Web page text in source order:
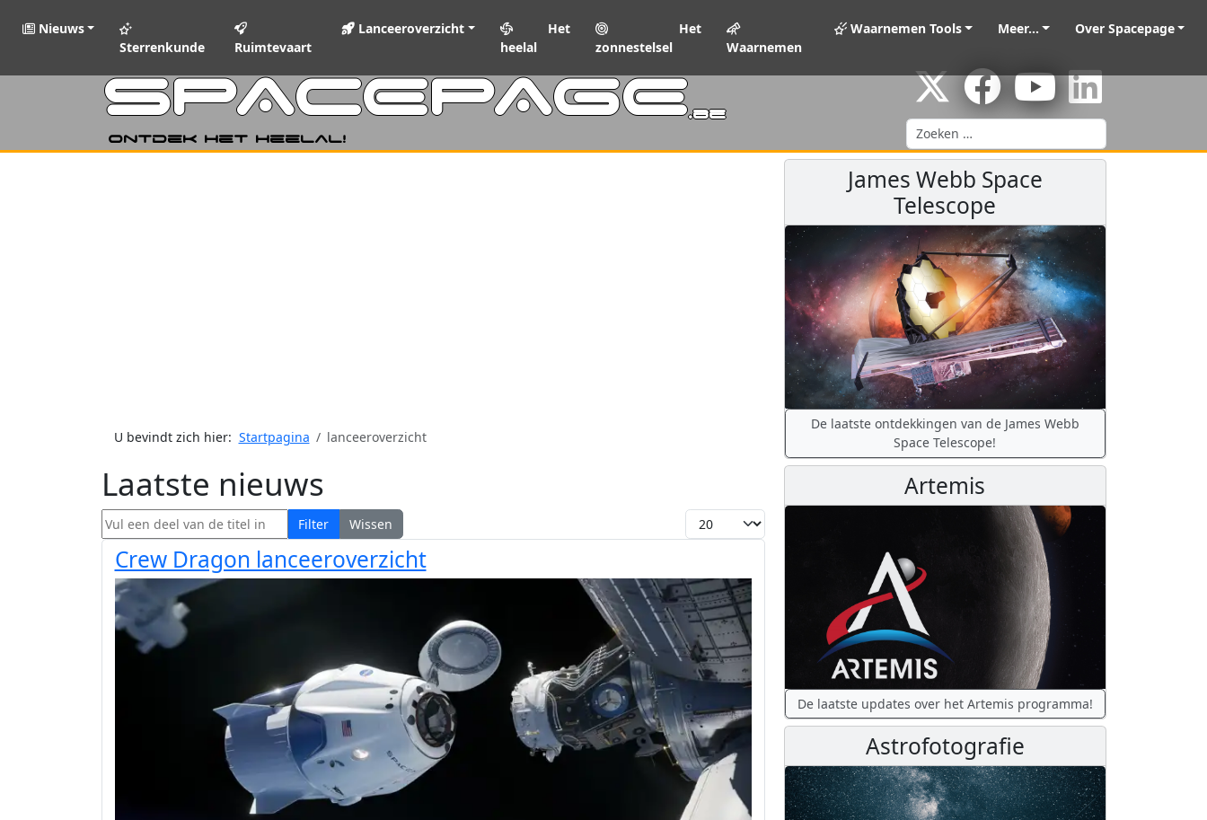
Nieuws
Sterrenkunde
Ruimtevaart
Lanceeroverzicht
Het
heelal
Het
zonnestelsel
Waarnemen
Waarnemen Tools Meer... Over Spacepage
SPACEPAGE.be
Ontdek het heelal!
Zoeken
U bevindt zich hier: Startpagina lanceeroverzicht
Laatste nieuws
Vul een deel van de titel in Filter Wissen Toon #
Crew Dragon lanceeroverzicht
James Webb Space
Telescope
De laatste ontdekkingen van de James Webb
Space Telescope!
Artemis
De laatste updates over het Artemis programma!
Astrofotografie